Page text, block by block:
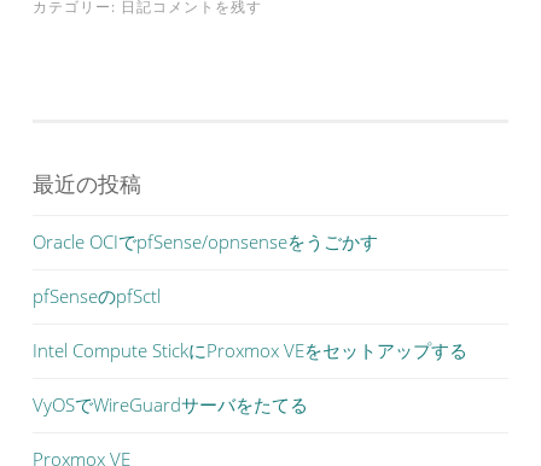
カテゴリー: 日記コメントを残す
最近の投稿
Oracle OCIでpfSense/opnsenseをうごかす
pfSenseのpfSctl
Intel Compute StickにProxmox VEをセットアップする
VyOSでWireGuardサーバをたてる
Proxmox VE